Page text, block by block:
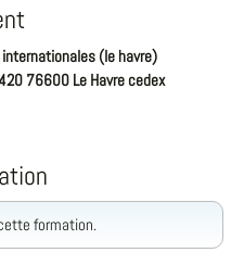
(le havre)
76600 Le Havre cedex
formation.